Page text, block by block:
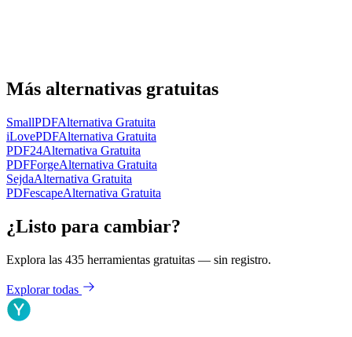
Más alternativas gratuitas
SmallPDFAlternativa Gratuita
iLovePDFAlternativa Gratuita
PDF24Alternativa Gratuita
PDFForgeAlternativa Gratuita
SejdaAlternativa Gratuita
PDFescapeAlternativa Gratuita
¿Listo para cambiar?
Explora las 435 herramientas gratuitas — sin registro.
Explorar todas